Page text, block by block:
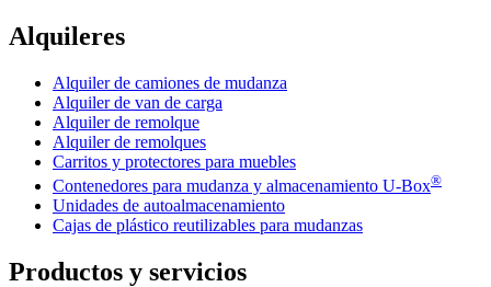
Alquileres
Alquiler de camiones de mudanza
Alquiler de van de carga
Alquiler de remolque
Alquiler de remolques
Carritos y protectores para muebles
Contenedores para mudanza y almacenamiento U-Box®
Unidades de autoalmacenamiento
Cajas de plástico reutilizables para mudanzas
Productos y servicios